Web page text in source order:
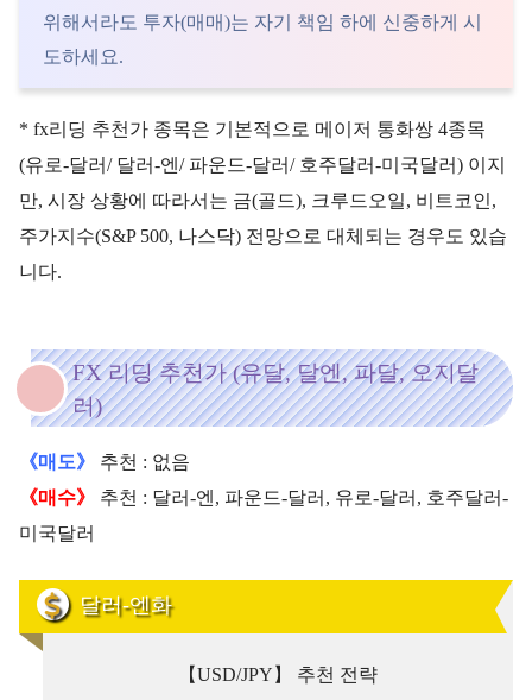
위해서라도 투자(매매)는 자기 책임 하에 신중하게 시
도하세요.
* fx리딩 추천가 종목은 기본적으로 메이저 통화쌍 4종목
(유로-달러/ 달러-엔/ 파운드-달러/ 호주달러-미국달러) 이지
만, 시장 상황에 따라서는 금(골드), 크루드오일, 비트코인,
주가지수(S&P 500, 나스닥) 전망으로 대체되는 경우도 있습
니다.
FX 리딩 추천가 (유달, 달엔, 파달, 오지달
러)
《매도》
추천 : 없음
《매수》
추천 : 달러-엔, 파운드-달러, 유로-달러, 호주달러-
미국달러
달러-엔화
【USD/JPY】 추천 전략